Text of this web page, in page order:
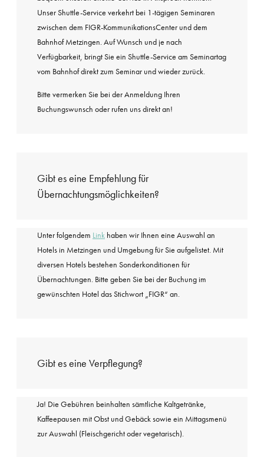
Unser Shuttle-Service verkehrt bei 1-tägigen Seminaren
zwischen dem FIGR-KommunikationsCenter und dem
Bahnhof Metzingen. Auf Wunsch und je nach
Verfügbarkeit, bringt Sie ein Shuttle-Service am Seminartag
vom Bahnhof direkt zum Seminar und wieder zurück.
Bitte vermerken Sie bei der Anmeldung Ihren
Buchungswunsch oder rufen uns direkt an!
Gibt es eine Empfehlung für
Übernachtungsmöglichkeiten?
Unter folgendem Link haben wir Ihnen eine Auswahl an
Hotels in Metzingen und Umgebung für Sie aufgelistet. Mit
diversen Hotels bestehen Sonderkonditionen für
Übernachtungen. Bitte geben Sie bei der Buchung im
gewünschten Hotel das Stichwort „FIGR“ an.
Gibt es eine Verpflegung?
Ja! Die Gebühren beinhalten sämtliche Kaltgetränke,
Kaffeepausen mit Obst und Gebäck sowie ein Mittagsmenü
zur Auswahl (Fleischgericht oder vegetarisch).